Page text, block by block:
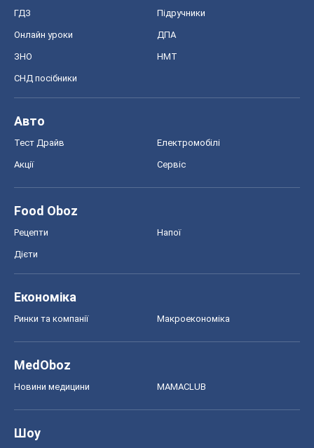
ГДЗ Підручники
Онлайн уроки ДПА
ЗНО НМТ
СНД посібники
Авто
Тест Драйв Електромобілі
Акції Сервіс
Food Oboz
Рецепти Напої
Дієти
Економіка
Ринки та компанії Макроекономіка
MedOboz
Новини медицини MAMACLUB
Шоу